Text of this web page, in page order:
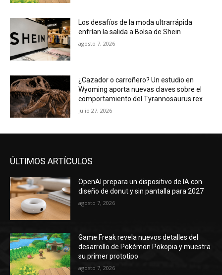
Los desafíos de la moda ultrarrápida
enfrían la salida a Bolsa de Shein
agosto 7, 2026
¿Cazador o carroñero? Un estudio en
Wyoming aporta nuevas claves sobre el
comportamiento del Tyrannosaurus rex
julio 27, 2026
ÚLTIMOS ARTÍCULOS
OpenAI prepara un dispositivo de IA con
diseño de donut y sin pantalla para 2027
agosto 7, 2026
Game Freak revela nuevos detalles del
desarrollo de Pokémon Pokopia y muestra
su primer prototipo
agosto 7, 2026